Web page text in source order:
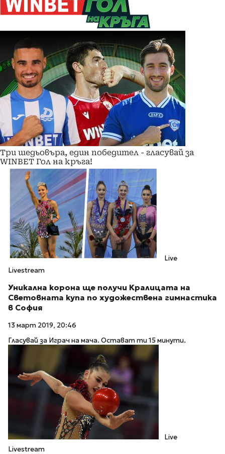
Три шедьовъра, един победител - гласувай за
WINBET Гол на кръга!
Live
Livestream
Уникална корона ще получи Кралицата на
Световната купа по художествена гимнастика
в София
13 март 2019, 20:46
Гласувай за Играч на мача. Остават ти 15 минути.
Live
Livestream